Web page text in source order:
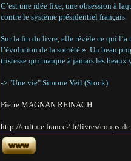
C’est une idée fixe, une obsession à
contre le système présidentiel français.
Sur la fin du livre, elle révèle ce qui l’a
l’évolution de la société ». Un beau
tristesse qui marque à jamais les
-> "Une vie" Simone Veil (Stock)
Pierre MAGNAN REINACH
http://culture.france2.fr/livres/coups-